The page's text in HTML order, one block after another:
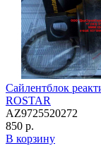
Сайлентблок
ROSTAR
AZ9725520272
850 р.
В корзину